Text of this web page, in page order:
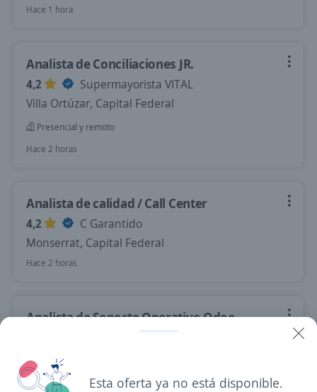
Hace 1 hora
Analista de Conciliaciones JR.
4,2
Supermayorista VITAL
Villa Ortúzar, Capital Federal
Presencial y remoto
Hace 2 horas
Analista de calidad / Call Center
4,2
C Garantido
Monserrat, Capital Federal
Hace 2 horas
Analista de Soporte Operativo Odoo
Retiro, Capital Federal
Presencial y remotoEsta oferta ya no está disponible.